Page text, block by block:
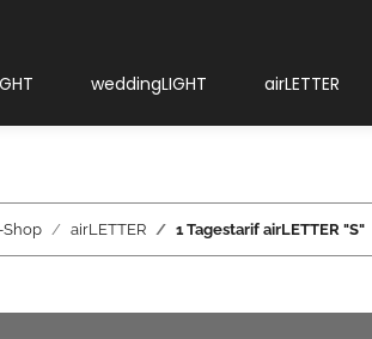
weddingLIGHT airLETTER
Shop airLETTER 1 Tagestarif airLETTER "S"